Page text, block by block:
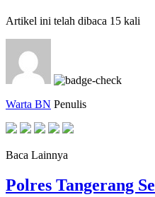
Artikel ini telah dibaca 15 kali
Warta BN Penulis
Baca Lainnya
Polres Tangerang